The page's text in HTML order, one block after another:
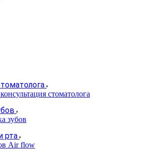
стоматолога
зубов
рта
Air flow